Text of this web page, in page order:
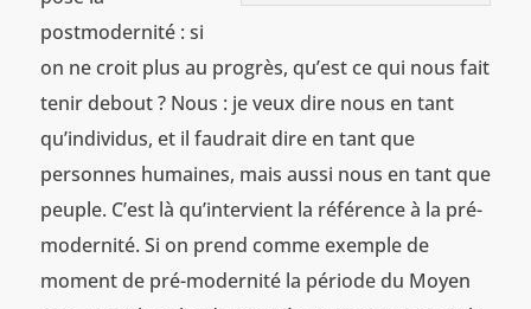
postmodernité : si
on ne croit plus au progrès, qu’est ce qui nous fait
tenir debout ? Nous : je veux dire nous en tant
qu’individus, et il faudrait dire en tant que
personnes humaines, mais aussi nous en tant que
peuple. C’est là qu’intervient la référence à la pré-
modernité. Si on prend comme exemple de
moment de pré-modernité la période du Moyen